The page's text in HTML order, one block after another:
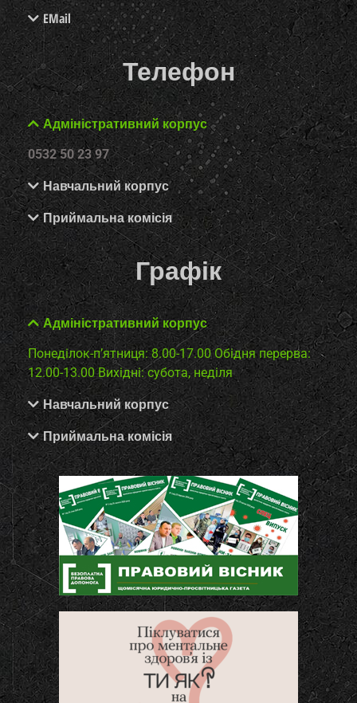
EMail
Телефон
Адміністративний корпус
0532 50 23 97
Навчальний корпус
Приймальна комісія
Графік
Адміністративний корпус
Понеділок-п’ятниця: 8.00-17.00 Обідня перерва:
12.00-13.00 Вихідні: субота, неділя
Навчальний корпус
Приймальна комісія